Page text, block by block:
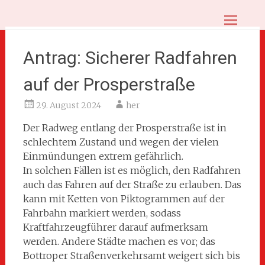
BOT.Sozial – Bottroper Sozialistinnen
Antrag: Sicherer Radfahren
auf der Prosperstraße
29. August 2024 her
Der Radweg entlang der Prosperstraße ist in
schlechtem Zustand und wegen der vielen
Einmündungen extrem gefährlich.
In solchen Fällen ist es möglich, den Radfahren
auch das Fahren auf der Straße zu erlauben. Das
kann mit Ketten von Piktogrammen auf der
Fahrbahn markiert werden, sodass
Kraftfahrzeugführer darauf aufmerksam
werden. Andere Städte machen es vor; das
Bottroper Straßenverkehrsamt weigert sich bis